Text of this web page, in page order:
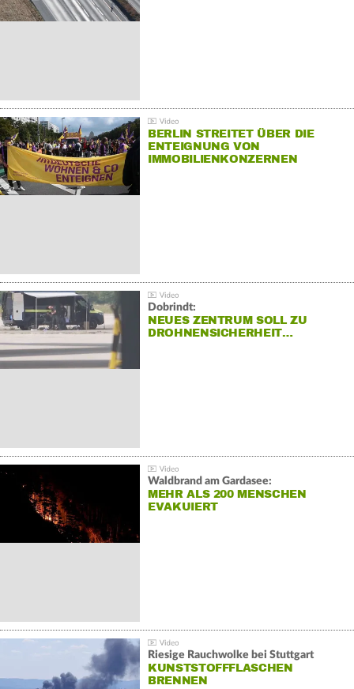
BERLIN STREITET ÜBER DIE
ENTEIGNUNG VON
IMMOBILIENKONZERNEN
Dobrindt:
NEUES ZENTRUM SOLL ZU
DROHNENSICHERHEIT…
Waldbrand am Gardasee:
MEHR ALS 200 MENSCHEN
EVAKUIERT
Riesige Rauchwolke bei Stuttgart
KUNSTSTOFFFLASCHEN
BRENNEN